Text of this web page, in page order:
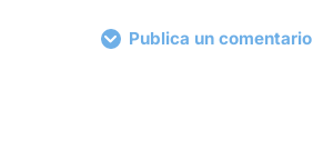
Publica un comentario